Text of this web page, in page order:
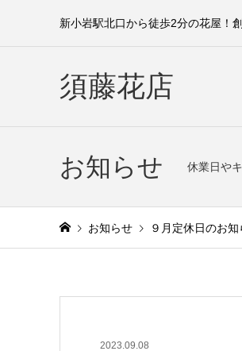
新小岩駅北口から徒歩2分の花屋！
須藤花店
お知らせ 休業日や
お知らせ ９月定休日のお知
2023.09.08